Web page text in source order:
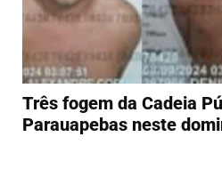
Três fogem da Cadeia
Parauapebas neste